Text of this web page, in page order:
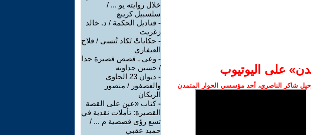
على اليوتيوب
شاكر الناصري، أحد مؤسسي الحوار المتمدن
خلال روايته يو ... /
سلسبيل كريبع
- قناديل الحكمة / د. خالد
زغريت
- حكاياتْ تَكاد تُنسى / فلاح
العيفاري
- وعي ـ قصص قصيرة جدا
/ حسين جداونه
-
ديوان 23 الحاوي
والعصفور / منصور
الريكان
-كتاب «عين على القصة
القصيرة: تأملات نقدية في
تسع رؤى قصصية م ... /
حميد عقبي